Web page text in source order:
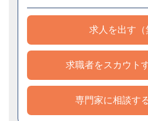
求人を出す（
求職者をスカウト
専門家に相談す